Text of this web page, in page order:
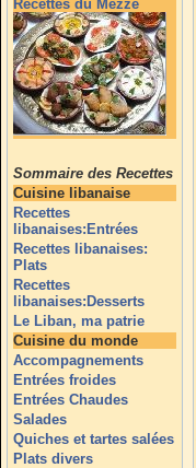
Recettes du Mezzé
Sommaire des Recettes
Cuisine libanaise
Recettes
libanaises:Entrées
Recettes libanaises:
Plats
Recettes
libanaises:Desserts
Le Liban, ma patrie
Cuisine du monde
Accompagnements
Entrées froides
Entrées Chaudes
Salades
Quiches et tartes salées
Plats divers